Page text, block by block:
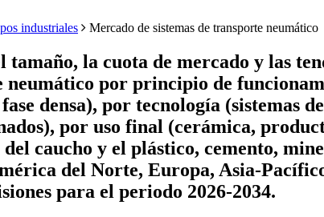
industriales Mercado de sistemas de transporte neumático
la cuota de mercado y las
neumático por principio de
densa), por tecnología (sistemas
por uso final (cerámica,
caucho y el plástico, cemento,
del Norte, Europa, Asia-
para el periodo 2026-2034.